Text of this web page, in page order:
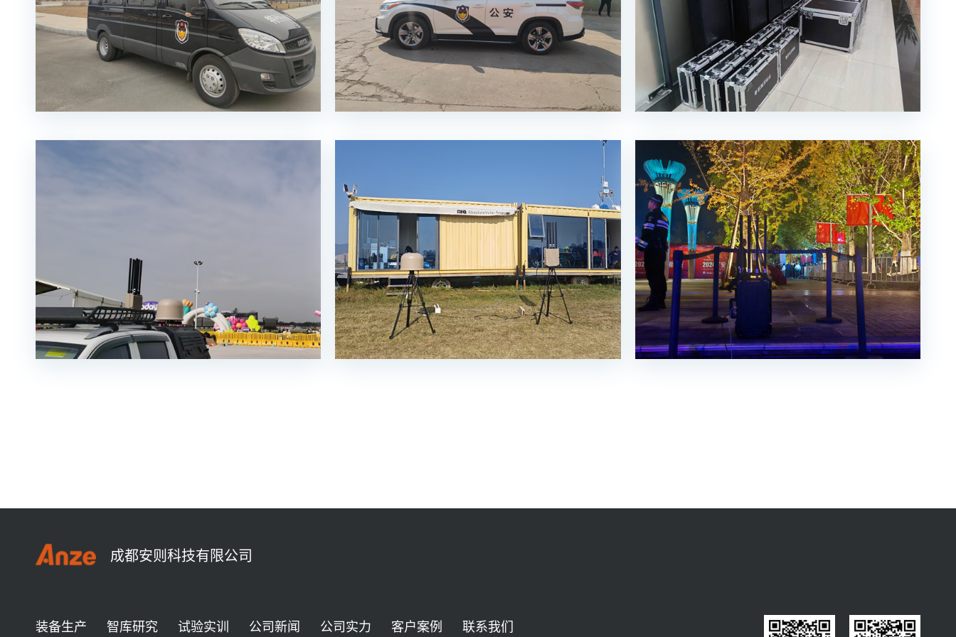
成都安则科技有限公司
装备生产 智库研究 试验实训 公司新闻 公司实力 客户案例 联系我们